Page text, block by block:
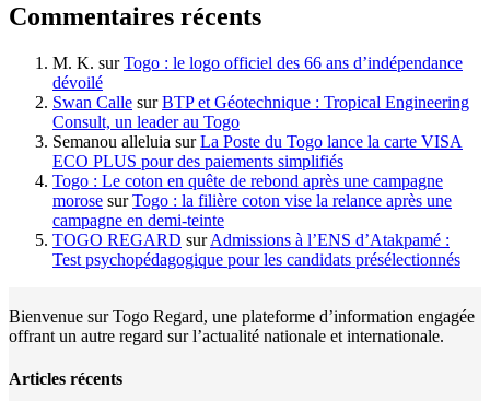
Commentaires récents
M. K. surTogo : le logo officiel des 66 ans d’indépendance
dévoilé
Swan Calle surBTP et Géotechnique : Tropical Engineering
Consult, un leader au Togo
Semanou alleluia surLa Poste du Togo lance la carte VISA
ECO PLUS pour des paiements simplifiés
Togo : Le coton en quête de rebond après une campagne
morose surTogo : la filière coton vise la relance après une
campagne en demi-teinte
TOGO REGARD surAdmissions à l’ENS d’Atakpamé :
Test psychopédagogique pour les candidats présélectionnés
Bienvenue sur Togo Regard, une plateforme d’information engagée
offrant un autre regard sur l’actualité nationale et internationale.
Articles récents